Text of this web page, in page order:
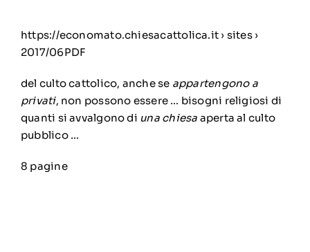
https://economato.chiesacattolica.it › sites ›
2017/06PDF
del culto cattolico, anche se appartengono a
privati, non possono essere … bisogni religiosi di
quanti si avvalgono di una chiesa aperta al culto
pubblico …
8 pagine